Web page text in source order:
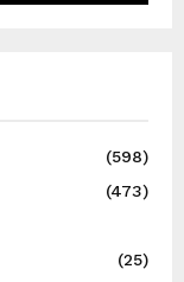
(598)
(473)
(25)